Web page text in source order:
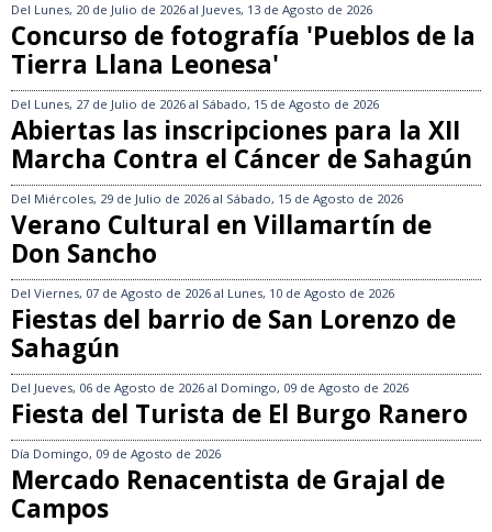
Del Lunes, 20 de Julio de 2026 al Jueves, 13 de Agosto de 2026
Concurso de fotografía 'Pueblos de la
Tierra Llana Leonesa'
Del Lunes, 27 de Julio de 2026 al Sábado, 15 de Agosto de 2026
Abiertas las inscripciones para la XII
Marcha Contra el Cáncer de Sahagún
Del Miércoles, 29 de Julio de 2026 al Sábado, 15 de Agosto de 2026
Verano Cultural en Villamartín de
Don Sancho
Del Viernes, 07 de Agosto de 2026 al Lunes, 10 de Agosto de 2026
Fiestas del barrio de San Lorenzo de
Sahagún
Del Jueves, 06 de Agosto de 2026 al Domingo, 09 de Agosto de 2026
Fiesta del Turista de El Burgo Ranero
Día Domingo, 09 de Agosto de 2026
Mercado Renacentista de Grajal de
Campos